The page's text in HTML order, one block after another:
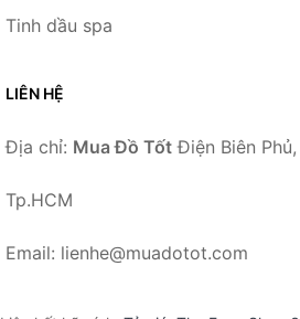
Tinh dầu spa
LIÊN HỆ
Địa chỉ: Mua Đồ Tốt Điện Biên
Tp.HCM
Email: lienhe@muadotot.com